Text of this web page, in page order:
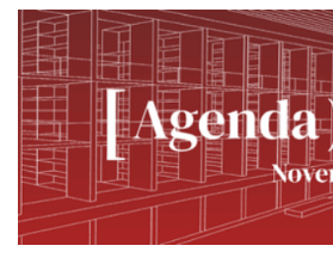
Credenciamento /
Notícias da Pós
Aluno Especial
Dissertações Defendidas
Disciplinas de Pós-Graduação
1° semestre